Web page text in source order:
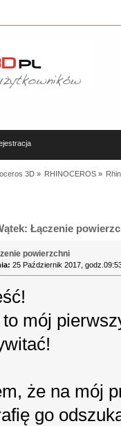
3D» RHINOCEROS»
Łączenie
powierzchni
25 Październik 2017,
mój
że na mój
go